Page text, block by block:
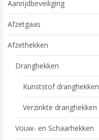
Aanrijdbeveiliging
Afzetgaas
Afzethekken
Dranghekken
Kunststof dranghekken
Verzinkte dranghekken
Vouw- en Schaarhekken